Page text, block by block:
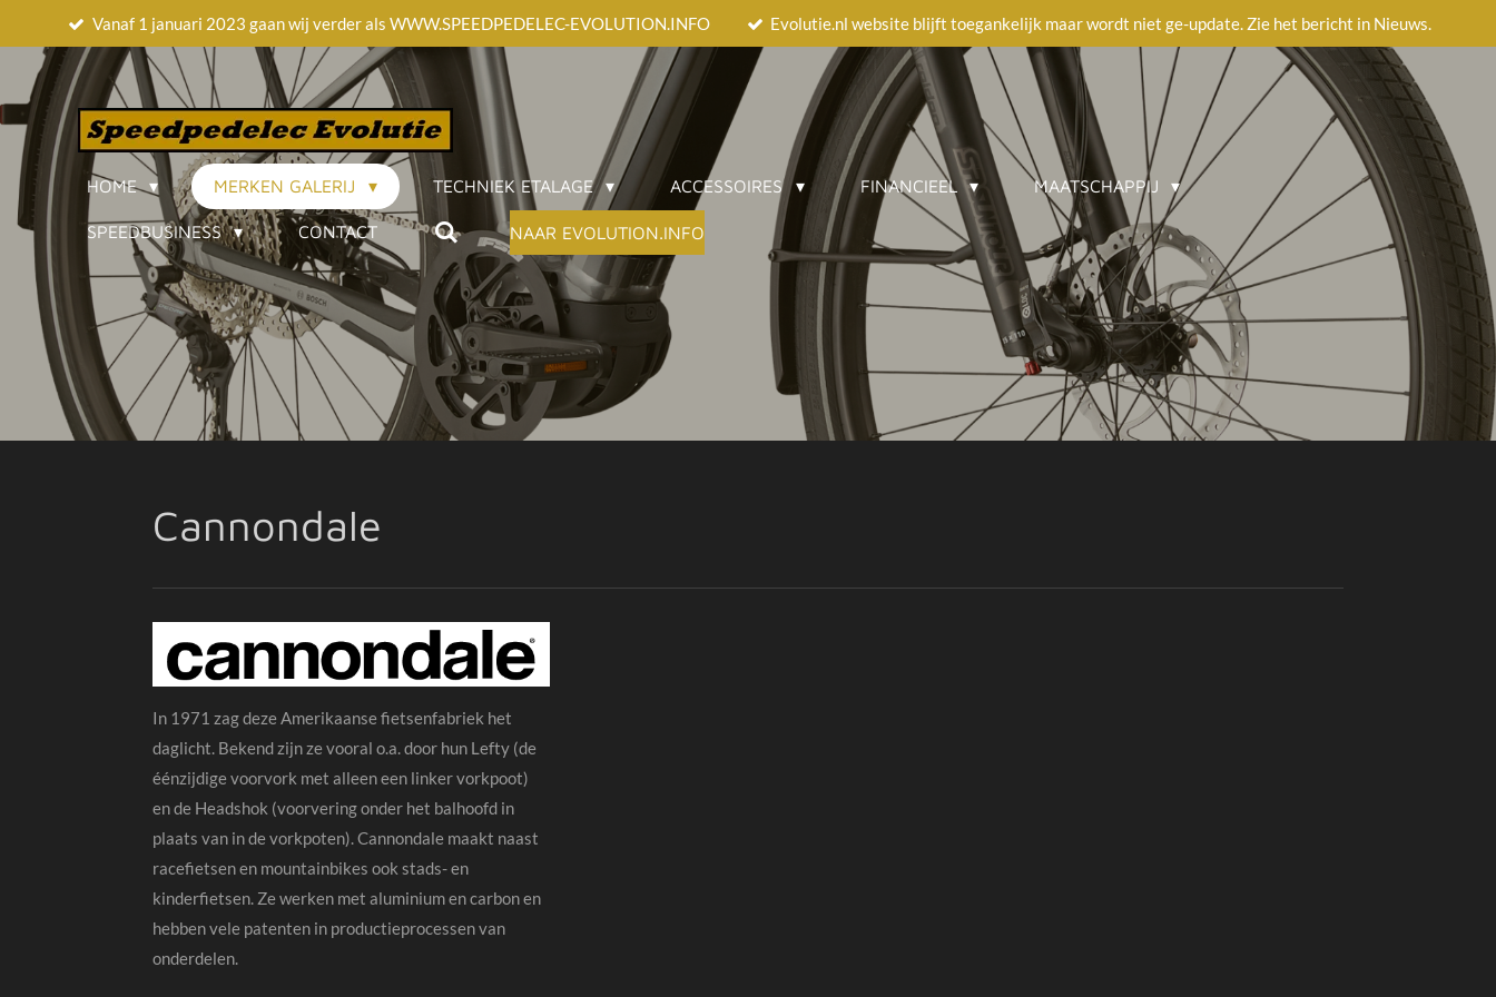
direct
naar
hoofdinhoud
Vanaf 1 januari 2023 gaan wij verder als WWW.SPEEDPEDELEC-EVOLUTION.INFO Evolutie.nl website blijft toegankelijk maar wordt niet ge-update. Zie het bericht in Nieuws.
HOME MERKEN GALERIJ TECHNIEK ETALAGE ACCESSOIRES FINANCIEEL MAATSCHAPPIJ
SPEEDBUSINESS CONTACT NAAR EVOLUTION.INFO
Cannondale
In 1971 zag deze Amerikaanse fietsenfabriek het
daglicht. Bekend zijn ze vooral o.a. door hun Lefty (de
éénzijdige voorvork met alleen een linker vorkpoot)
en de Headshok (voorvering onder het balhoofd in
plaats van in de vorkpoten). Cannondale maakt naast
racefietsen en mountainbikes ook stads- en
kinderfietsen. Ze werken met aluminium en carbon en
hebben vele patenten in productieprocessen van
onderdelen.